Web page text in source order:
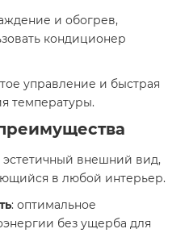
и обогрев,
кондиционер
управление и быстрая
температуры.​
эстетичный внешний вид,
в любой интерьер.​
: оптимальное
без ущерба для